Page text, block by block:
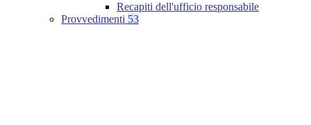
Recapiti dell'ufficio responsabile
Provvedimenti 53